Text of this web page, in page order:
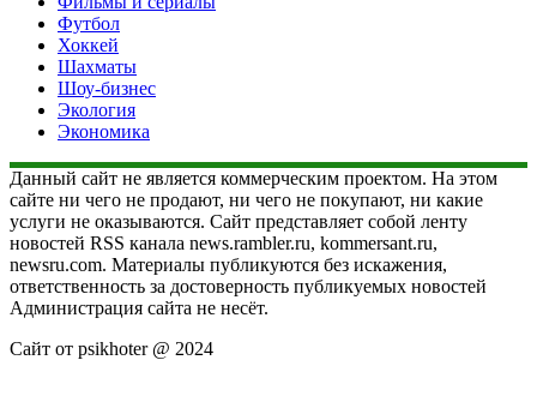
Футбол
Хоккей
Шахматы
Шоу-бизнес
Экология
Экономика
Данный сайт не является коммерческим проектом. На этом
сайте ни чего не продают, ни чего не покупают, ни какие
услуги не оказываются. Сайт представляет собой ленту
новостей RSS канала news.rambler.ru, kommersant.ru,
newsru.com. Материалы публикуются без искажения,
ответственность за достоверность публикуемых новостей
Администрация сайта не несёт.
Сайт от psikhoter @ 2024